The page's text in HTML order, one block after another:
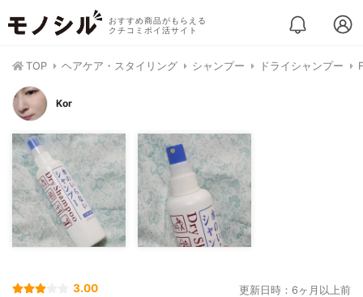
おすすめ商品がもらえる
クチコミポイ活サイト
TOP ヘアケア・スタイリング シャンプー ドライシャンプー
Kor
3.00 更新日時：6ヶ月以上前